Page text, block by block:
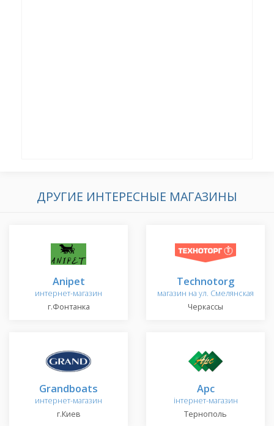
ДРУГИЕ ИНТЕРЕСНЫЕ МАГАЗИНЫ
Anipet
интернет-магазин
г.Фонтанка
Technotorg
магазин на ул. Смелянская
Черкассы
Grandboats
интернет-магазин
г.Киев
Арс
інтернет-магазин
Тернополь